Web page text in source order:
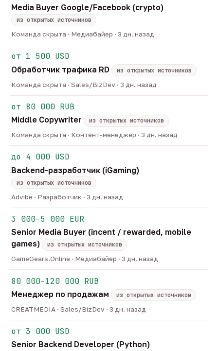
Media Buyer Google/Facebook (crypto)
из открытых источников
Команда скрыта · Медиабайер · 3 дн. назад
от 1 500 USD
Обработчик трафика RD
из открытых источников
Команда скрыта · Sales/BizDev · 3 дн. назад
от 80 000 RUB
Middle Copywriter
из открытых источников
Команда скрыта · Контент-менеджер · 3 дн. назад
до 4 000 USD
Backend-разработчик (iGaming)
из открытых источников
Advibe · Разработчик · 3 дн. назад
3 000–5 000 EUR
Senior Media Buyer (incent / rewarded, mobile
games)
из открытых источников
GameGears.Online · Медиабайер · 3 дн. назад
80 000–120 000 RUB
Менеджер по продажам
из открытых источников
CREATMEDIA · Sales/BizDev · 3 дн. назад
от 3 000 USD
Senior Backend Developer (Python)